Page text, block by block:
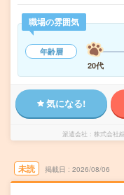
職場の雰囲気
年齢層
20代
気になる!
派遣会社 株式会社
未読 掲載日 2026/08/06